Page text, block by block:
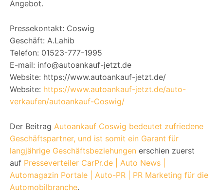
Angebot.
Pressekontakt: Coswig
Geschäft: A.Lahib
Telefon: 01523-777-1995
E-mail: info@autoankauf-jetzt.de
Website: https://www.autoankauf-jetzt.de/
Website: https://www.autoankauf-jetzt.de/auto-
verkaufen/autoankauf-Coswig/
Der Beitrag Autoankauf Coswig bedeutet zufriedene
Geschäftspartner, und ist somit ein Garant für
langjährige Geschäftsbeziehungen erschien zuerst
auf Presseverteiler CarPr.de | Auto News |
Automagazin Portale | Auto-PR | PR Marketing für die
Automobilbranche.